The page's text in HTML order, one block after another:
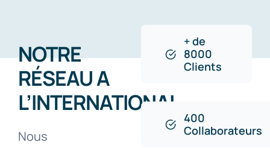
NOTRE
RÉSEAU A
L’INTERNATIONAL
Nous
+ de
8000
Clients
400
Collaborateurs